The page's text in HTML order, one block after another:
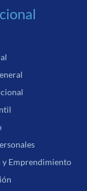
y Emprendimiento